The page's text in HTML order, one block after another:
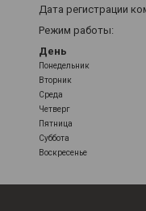
Дата регистрации
Режим работы:
День
Понедельник
Вторник
Среда
Четверг
Пятница
Суббота
Воскресенье